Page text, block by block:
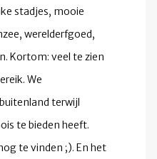
stadjes, mooie
werelderfgoed,
Kortom: veel te zien
We
terwijl
te bieden heeft.
te vinden ;). En het